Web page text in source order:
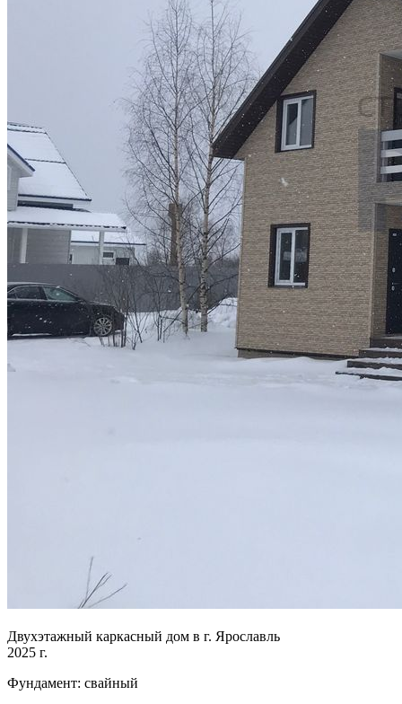
Двухэтажный каркасный дом в г. Ярославль
2025 г.
Фундамент: свайный